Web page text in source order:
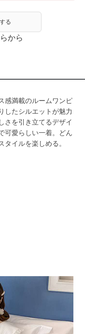
る
感満載のルームワンピ
したシルエットが魅力
さを引き立てるデザイ
可愛らしい一着。どん
イルを楽しめる。